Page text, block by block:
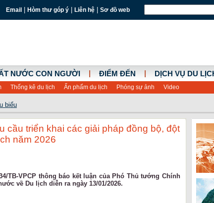
Email Hòm thư góp ý Liên hệ Sơ đồ web
Thống kê du lịch Ấn phẩm du lịch Phóng sự ảnh Video
NƯỚC CON NGƯỜI ĐIỂM ĐẾN DỊCH VỤ DU
biểu
cầu triển khai các giải pháp đồng bộ, đột
năm 2026
TB-VPCP thông báo kết luận của Phó Thủ tướng Chính
về Du lịch diễn ra ngày 13/01/2026.